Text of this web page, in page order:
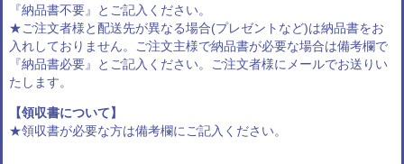
『納品書不要』とご記入ください。
★ご注文者様と配送先が異なる場合(プレゼントなど)は納品書をお
入れしておりません。ご注文主様で納品書が必要な場合は備考欄で
『納品書必要』とご記入ください。ご注文者様にメールでお送りい
たします。
【領収書について】
★領収書が必要な方は備考欄にご記入ください。